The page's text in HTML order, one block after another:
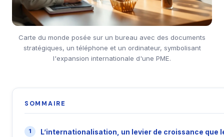
Carte du monde posée sur un bureau avec des documents
stratégiques, un téléphone et un ordinateur, symbolisant
l'expansion internationale d'une PME.
SOMMAIRE
L’internationalisation, un levier de croissance que